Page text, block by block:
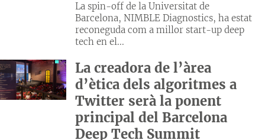
La spin-off de la Universitat de
Barcelona, NIMBLE Diagnostics, ha estat
reconeguda com a millor start-up deep
tech en el...
La creadora de l’àrea
d’ètica dels algoritmes a
Twitter serà la ponent
principal del Barcelona
Deep Tech Summit